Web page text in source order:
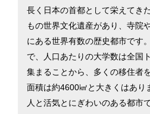
長く日本の首都として栄えてき
もの世界文化遺産があり、寺院
にある世界有数の歴史都市です
で、人口あたりの大学数は全国
集まることから、多くの移住者
面積は約4600㎢と大きくはあり
人と活気とにぎわいのある都市